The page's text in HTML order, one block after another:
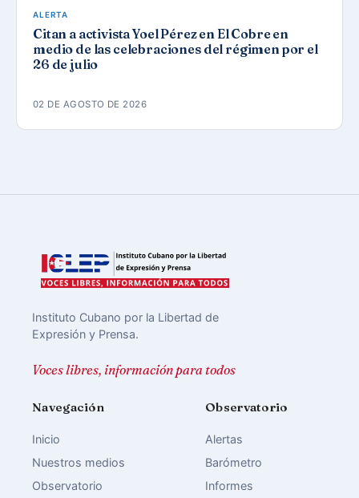
ALERTA
Citan a activista Yoel Pérez en El Cobre en
medio de las celebraciones del régimen por el
26 de julio
02 DE AGOSTO DE 2026
Instituto Cubano por la Libertad de
Expresión y Prensa.
Voces libres, información para todos
Navegación
Inicio
Nuestros medios
Observatorio
Observatorio
Alertas
Barómetro
Informes